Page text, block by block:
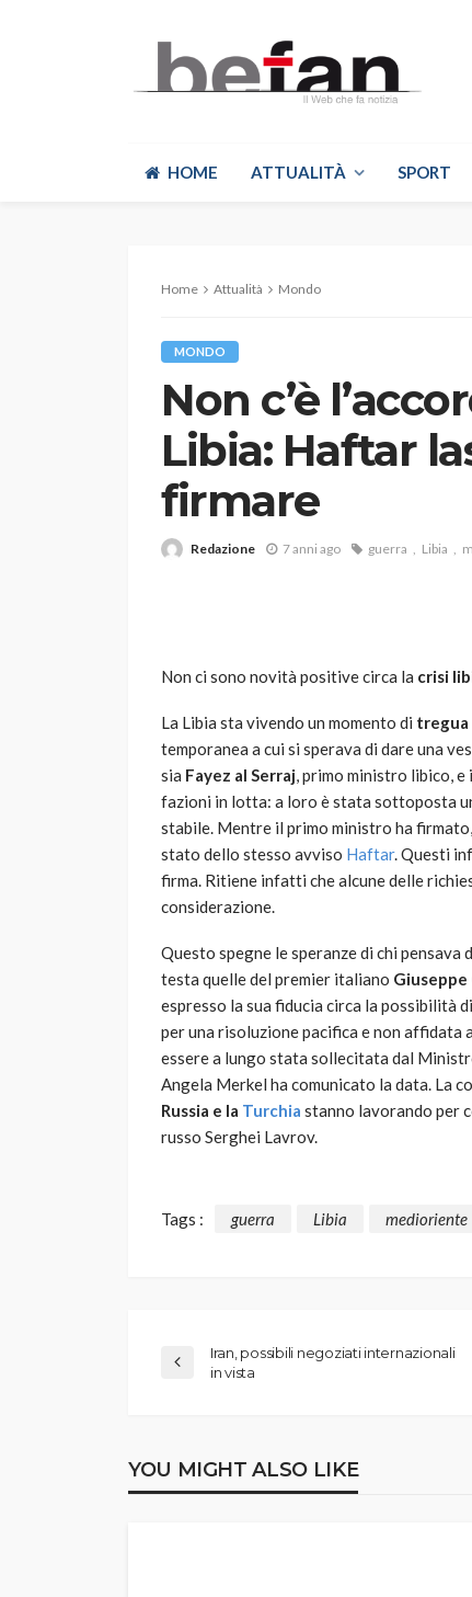
HOME ATTUALITÀ SPORT
Home Attualità Mondo
MONDO
Non c’è
Libia: Haftar
firmare
Redazione 7 anni ago guerra Libia
Non ci sono novità positive circa la crisi
La Libia sta vivendo un momento di tregua
temporanea a cui si sperava di dare una
sia Fayez al Serraj, primo ministro libico, e
fazioni in lotta: a loro è stata sottoposta
stabile. Mentre il primo ministro ha
stato dello stesso avviso Haftar. Questi
firma. Ritiene infatti che alcune delle
considerazione.
Questo spegne le speranze di chi
testa quelle del premier italiano Giuseppe
espresso la sua fiducia circa la possibilità
per una risoluzione pacifica e non affidata
essere a lungo stata sollecitata dal
Angela Merkel ha comunicato la data. La
Russia e la Turchia stanno lavorando per
russo Serghei Lavrov.
Tags : guerra Libia medioriente
Iran, possibili negoziati internazionali
in vista
YOU MIGHT ALSO LIKE
Robot
scegliere per il
god 1 anno ago